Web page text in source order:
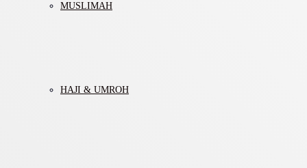
MUSLIMAH
HAJI & UMROH